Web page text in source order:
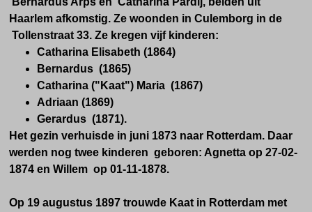
Haarlem afkomstig. Ze woonden in Culemborg in de
Tollenstraat 33. Ze kregen vijf kinderen:
Catharina Elisabeth (1864)
Bernardus (1865)
Catharina ("Kaat") Maria (1867)
Adriaan (1869)
Gerardus (1871).
Het gezin verhuisde in juni 1873 naar Rotterdam. Daar
werden nog twee kinderen geboren: Agnetta op 27-02-
1874 en Willem op 01-11-1878.
Op 19 augustus 1897 trouwde Kaat in Rotterdam met